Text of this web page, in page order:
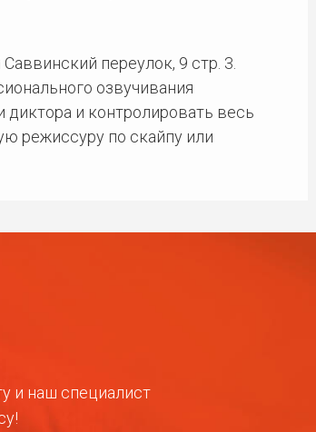
переулок, 9 стр. 3.
озвучивания
и контролировать весь
режиссуру по скайпу или
и наш специалист